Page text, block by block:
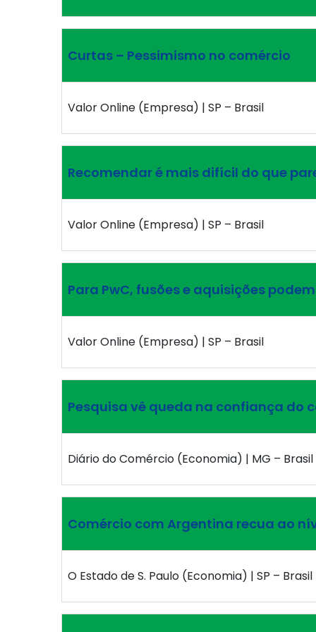
Curtas – Pessimismo no comércio
Valor Online (Empresa) | SP – Brasil
Recomendar é mais difícil do que
Valor Online (Empresa) | SP – Brasil
Para PwC, fusões e aquisições
Valor Online (Empresa) | SP – Brasil
Pesquisa vê queda na confiança do
Diário do Comércio (Economia) | MG – Brasil
Comércio com Argentina recua ao
O Estado de S. Paulo (Economia) | SP – Brasil